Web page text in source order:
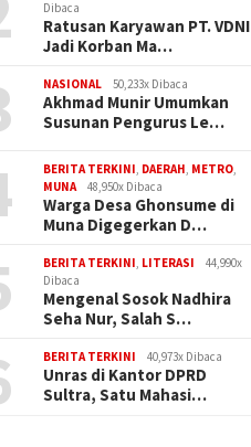
Dibaca
Ratusan Karyawan PT. VDNI
Jadi Korban Ma…
NASIONAL 50,233x Dibaca
Akhmad Munir Umumkan
Susunan Pengurus Le…
BERITA TERKINI DAERAH METRO
MUNA
48,950x Dibaca
Warga Desa Ghonsume di
Muna Digegerkan D…
BERITA TERKINI LITERASI
44,990x
Dibaca
Mengenal Sosok Nadhira
Seha Nur, Salah S…
BERITA TERKINI 40,973x Dibaca
Unras di Kantor DPRD
Sultra, Satu Mahasi…